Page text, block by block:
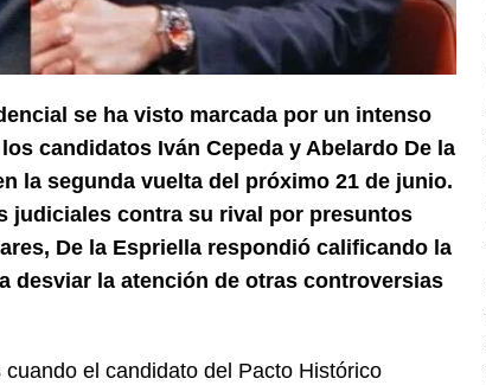
se ha visto marcada por un intenso
candidatos Iván Cepeda y Abelardo De la
la segunda vuelta del próximo 21 de junio.
judiciales contra su rival por presuntos
De la Espriella respondió calificando la
desviar la atención de otras controversias
el candidato del Pacto Histórico